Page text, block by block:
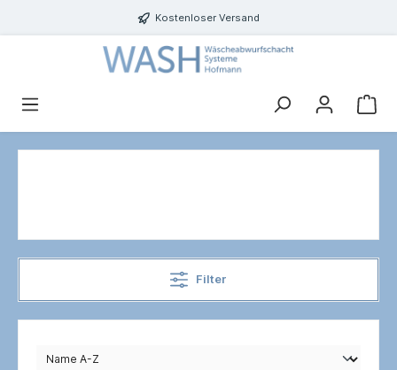
Kostenloser Versand
Filter